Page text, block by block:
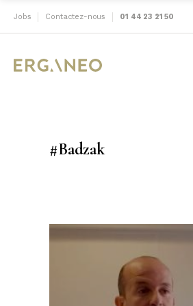
Jobs Contactez-nous 01 44 23 21 50
#Badzak